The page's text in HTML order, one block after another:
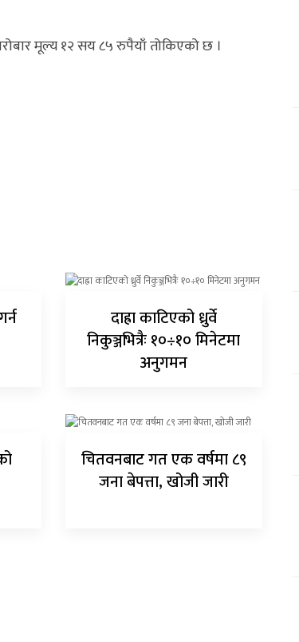
मूल्य १२ सय ८५ रुपैयाँ तोकिएको छ ।
दाह्रा काटिएको ध्रुर्वे
निकुञ्जभित्रैः १०÷१० मिनेटमा
अनुगमन
चितवनबाट गत एक वर्षमा ८९
जना बेपत्ता, खोजी जारी